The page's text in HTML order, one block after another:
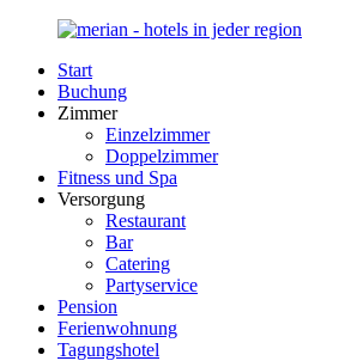
Zurück
Inhalt
Merian-
Hotel.de
Portal
Unterkunft
Deutschland
Start
Buchung
Zimmer
Einzelzimmer
Doppelzimmer
Fitness und Spa
Versorgung
Restaurant
Bar
Catering
Partyservice
Pension
Ferienwohnung
Tagungshotel